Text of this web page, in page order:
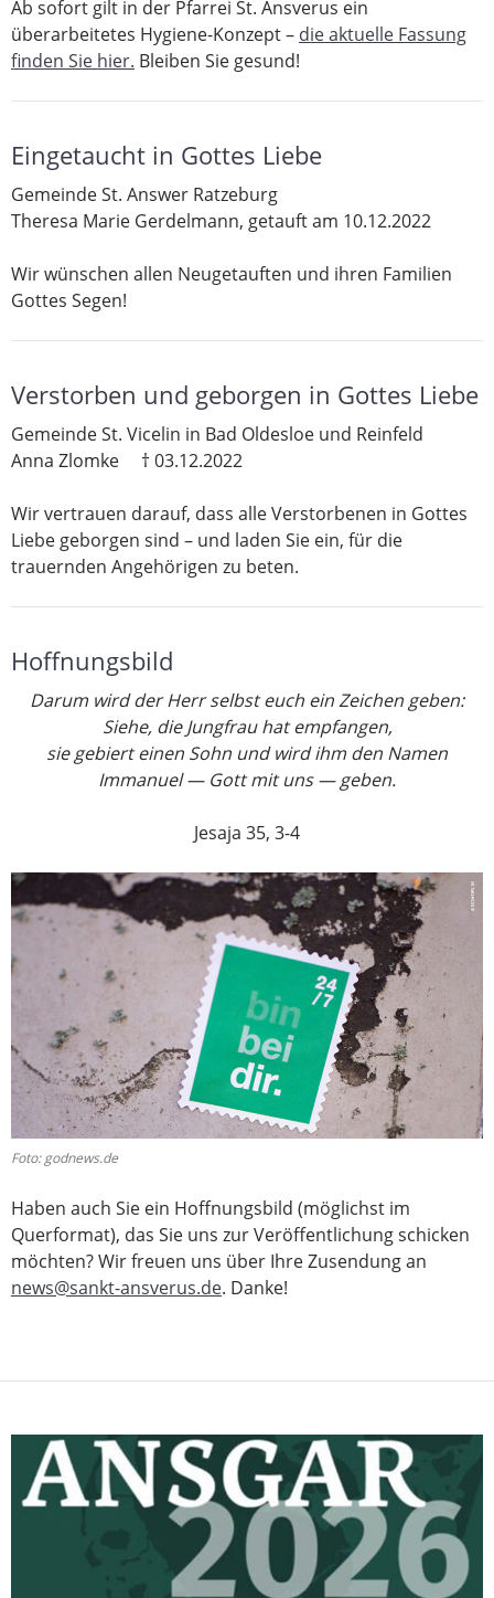
Ab sofort gilt in der Pfarrei St. Ansverus ein
überarbeitetes Hygiene-Konzept – die aktuelle Fassung
finden Sie hier. Bleiben Sie gesund!
Eingetaucht in Gottes Liebe
Gemeinde St. Answer Ratzeburg
Theresa Marie Gerdelmann, getauft am 10.12.2022
Wir wünschen allen Neugetauften und ihren Familien
Gottes Segen!
Verstorben und geborgen in Gottes Liebe
Gemeinde St. Vicelin in Bad Oldesloe und Reinfeld
Anna Zlomke † 03.12.2022
Wir vertrauen darauf, dass alle Verstorbenen in Gottes
Liebe geborgen sind – und laden Sie ein, für die
trauernden Angehörigen zu beten.
Hoffnungsbild
Darum wird der Herr selbst euch ein Zeichen geben:
Siehe, die Jungfrau hat empfangen,
sie gebiert einen Sohn und wird ihm den Namen
Immanuel— Gott mit uns — geben.
Jesaja 35, 3-4
Foto: godnews.de
Haben auch Sie ein Hoffnungsbild (möglichst im
Querformat), das Sie uns zur Veröffentlichung schicken
möchten? Wir freuen uns über Ihre Zusendung an
news@sankt-ansverus.de. Danke!